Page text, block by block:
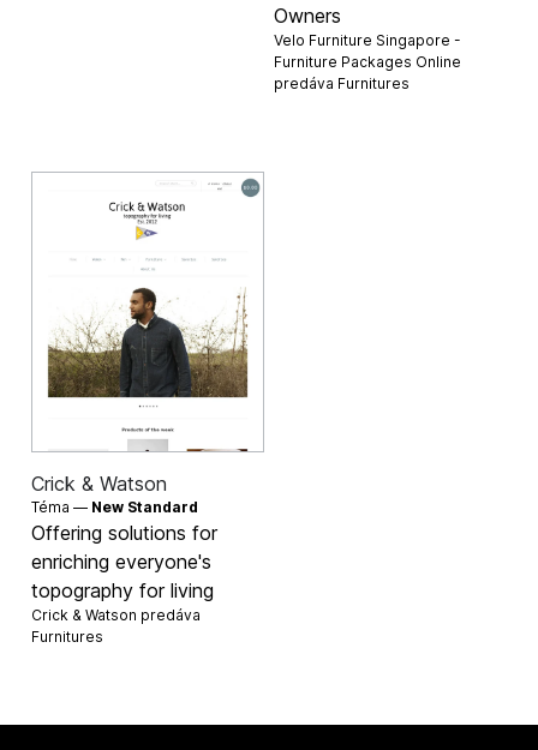
Owners
Velo Furniture Singapore -
Furniture Packages Online
predáva Furnitures
Crick & Watson
Téma — New Standard
Offering solutions for
enriching everyone's
topography for living
Crick & Watson predáva
Furnitures